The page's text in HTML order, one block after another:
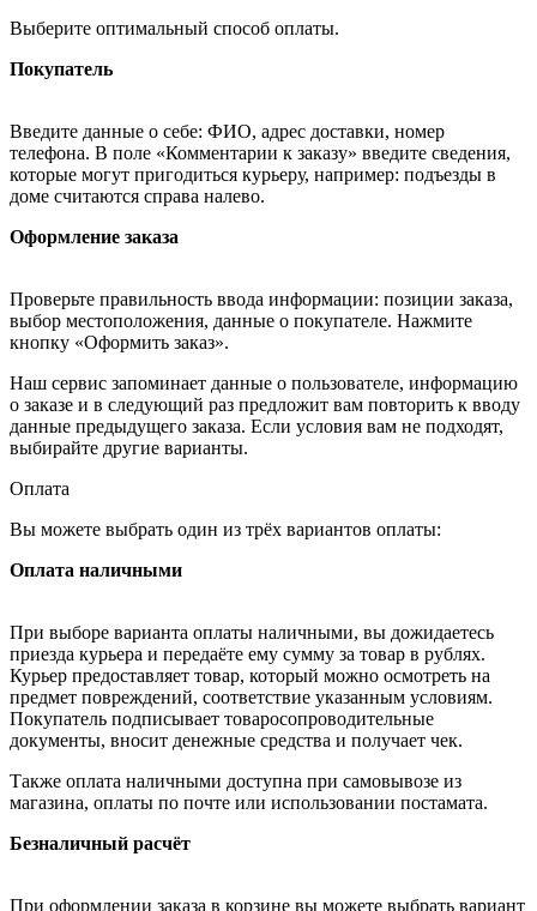
Выберите оптимальный способ оплаты.
Покупатель
Введите данные о себе: ФИО, адрес доставки, номер
телефона. В поле «Комментарии к заказу» введите сведения,
которые могут пригодиться курьеру, например: подъезды в
доме считаются справа налево.
Оформление заказа
Проверьте правильность ввода информации: позиции заказа,
выбор местоположения, данные о покупателе. Нажмите
кнопку «Оформить заказ».
Наш сервис запоминает данные о пользователе, информацию
о заказе и в следующий раз предложит вам повторить к вводу
данные предыдущего заказа. Если условия вам не подходят,
выбирайте другие варианты.
Оплата
Вы можете выбрать один из трёх вариантов оплаты:
Оплата наличными
При выборе варианта оплаты наличными, вы дожидаетесь
приезда курьера и передаёте ему сумму за товар в рублях.
Курьер предоставляет товар, который можно осмотреть на
предмет повреждений, соответствие указанным условиям.
Покупатель подписывает товаросопроводительные
документы, вносит денежные средства и получает чек.
Также оплата наличными доступна при самовывозе из
магазина, оплаты по почте или использовании постамата.
Безналичный расчёт
При оформлении заказа в корзине вы можете выбрать вариант